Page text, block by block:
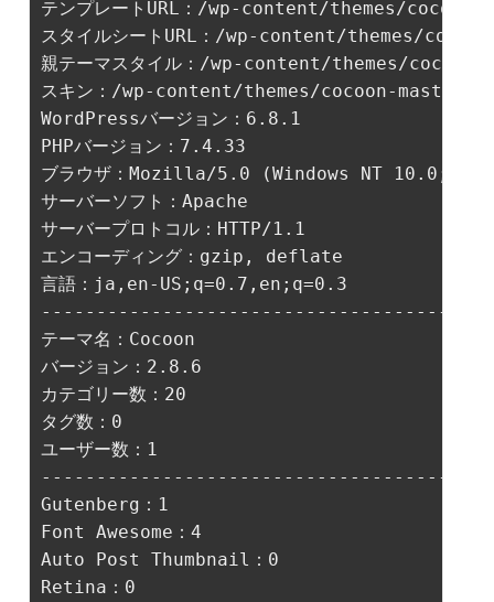
テンプレートURL：/wp-content/themes/cocoon-
スタイルシートURL：/wp-content/themes/
親テーマスタイル：/wp-content/themes/
スキン：/wp-content/themes/cocoon-
WordPressバージョン：6.8.1
PHPバージョン：7.4.33
ブラウザ：Mozilla/5.0 (Windows NT 10.0;
サーバーソフト：Apache
サーバープロトコル：HTTP/1.1
言語：ja,en-US;q=0.7,en;q=0.3
テーマ名：Cocoon
バージョン：2.8.6
カテゴリー数：20
ユーザー数：1
Gutenberg：1
Font Awesome：4
Auto Post Thumbnail：0